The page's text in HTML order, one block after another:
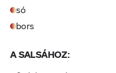
só
bors
A SALSÁHOZ: